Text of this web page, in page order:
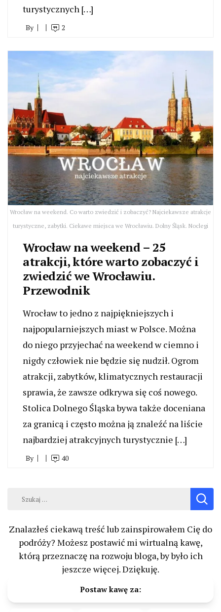
turystycznych […]
By 2
Wrocław na weekend. Co warto zwiedzić i zobaczyć? Najciekawsze atrakcje
turystyczne, zabytki. Ciekawe miejsca we Wrocławiu. Dolny Śląsk. Noclegi
Wrocław na weekend – 25
atrakcji, które warto zobaczyć i
zwiedzić we Wrocławiu.
Przewodnik
Wrocław to jedno z najpiękniejszych i
najpopularniejszych miast w Polsce. Można
do niego przyjechać na weekend w ciemno i
nigdy człowiek nie będzie się nudził. Ogrom
atrakcji, zabytków, klimatycznych restauracji
sprawia, że zawsze odkrywa się coś nowego.
Stolica Dolnego Śląska bywa także doceniana
za granicą i często można ją znaleźć na liście
najbardziej atrakcyjnych turystycznie […]
By 40
Szukaj:
Znalazłeś ciekawą treść lub zainspirowałem Cię do
podróży? Możesz postawić mi wirtualną kawę,
którą przeznaczę na rozwoju bloga, by było ich
jeszcze więcej. Dziękuję.
Postaw kawę za: